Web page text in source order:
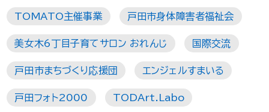
TOMATO主催事業 戸田市身体障害者福祉会
美女木6丁目子育てサロン おれんじ 国際交流
戸田市まちづくり応援団 エンジェルすまいる
戸田フォト2000 TODArt.Labo